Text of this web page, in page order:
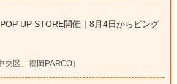
UP STORE開催｜8月4日からピング
区、福岡PARCO）